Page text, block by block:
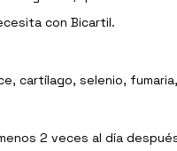
con Bicartil.
cartílago, selenio,
2 veces al día